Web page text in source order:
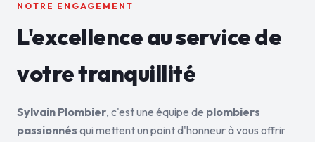
NOTRE ENGAGEMENT
L'excellence au service de
votre tranquillité
Sylvain Plombier, c'est une équipe de plombiers
passionnés qui mettent un point d'honneur à vous offrir